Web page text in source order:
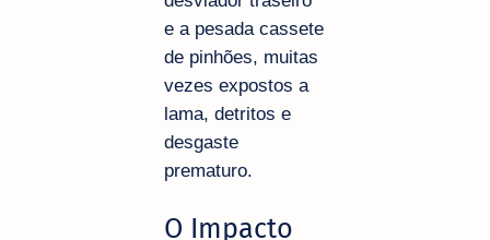
e a pesada cassete
de pinhões, muitas
vezes expostos a
lama, detritos e
desgaste
prematuro.
O Impacto